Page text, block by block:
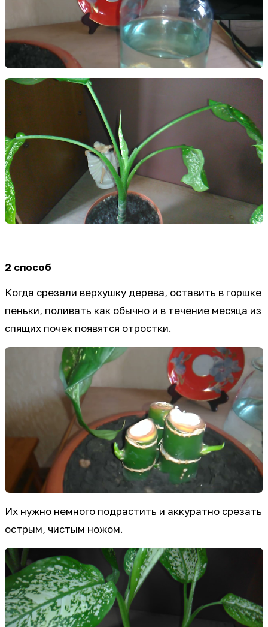
2 способ
Когда срезали верхушку дерева, оставить в горшке
пеньки, поливать как обычно и в течение месяца из
спящих почек появятся отростки.
Их нужно немного подрастить и аккуратно срезать
острым, чистым ножом.